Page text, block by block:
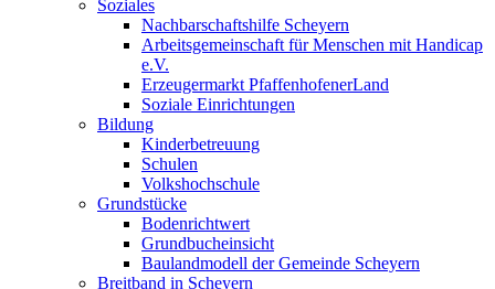
Soziales
Nachbarschaftshilfe Scheyern
Arbeitsgemeinschaft für Menschen mit Handicap
e.V.
Erzeugermarkt PfaffenhofenerLand
Soziale Einrichtungen
Bildung
Kinderbetreuung
Schulen
Volkshochschule
Grundstücke
Bodenrichtwert
Grundbucheinsicht
Baulandmodell der Gemeinde Scheyern
Breitband in Scheyern